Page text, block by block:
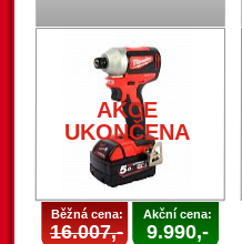
AKCE
UKONČENA
Běžná cena:
16.007,-
Akční cena:
9.990,-